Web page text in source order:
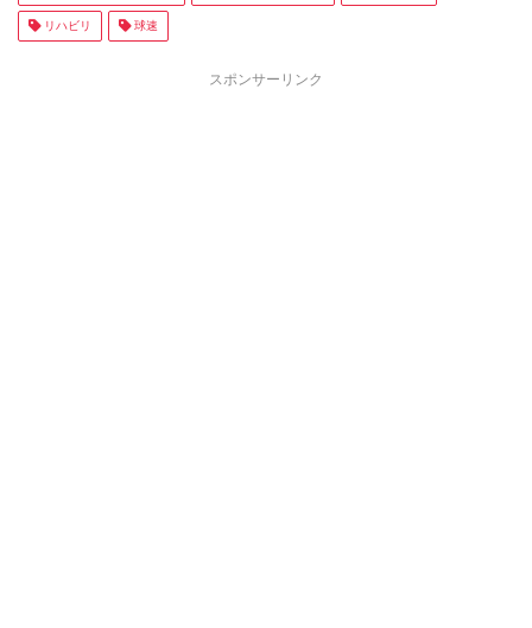
リハビリ 球速
スポンサーリンク